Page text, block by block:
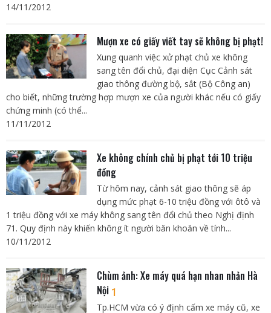
14/11/2012
Mượn xe có giấy viết tay sẽ không bị phạt!
Xung quanh việc xử phạt chủ xe không
sang tên đổi chủ, đại diện Cục Cảnh sát
giao thông đường bộ, sắt (Bộ Công an)
cho biết, những trường hợp mượn xe của người khác nếu có giấy
chứng minh (có thể...
11/11/2012
Xe không chính chủ bị phạt tới 10 triệu
đồng
Từ hôm nay, cảnh sát giao thông sẽ áp
dụng mức phạt 6-10 triệu đồng với ôtô và
1 triệu đồng với xe máy không sang tên đổi chủ theo Nghị định
71. Quy định này khiến không ít người băn khoăn về tính...
10/11/2012
Chùm ảnh: Xe máy quá hạn nhan nhản Hà
Nội 1
Tp.HCM vừa có ý định cấm xe máy cũ, xe